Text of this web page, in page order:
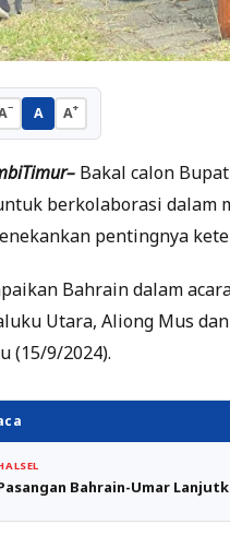
− A A+
Bakal calon
berkolaborasi dalam
pentingnya
Bahrain dalam
Utara, Aliong Mus
(15/9/2024).
Bahrain-Umar